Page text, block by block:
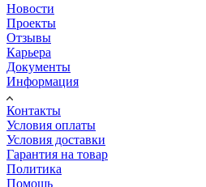
Новости
Проекты
Отзывы
Карьера
Документы
Информация
Контакты
Условия оплаты
Условия доставки
Гарантия на товар
Политика
Помощь